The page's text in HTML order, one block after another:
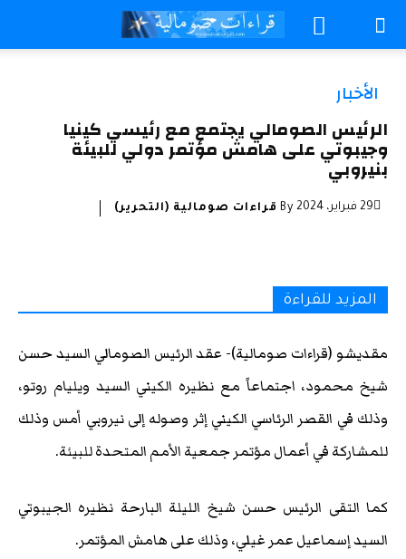
الأخبار
الرئيس الصومالي يجتمع مع رئيسي كينيا
وجيبوتي على هامش مؤتمر دولي للبيئة
بنيروبي
29 فبراير، 2024 By قراءات صومالية (التحرير)
المزيد للقراءة
مقديشو (قراءات صومالية)- عقد الرئيس الصومالي السيد حسن
شيخ محمود، اجتماعاً مع نظيره الكيني السيد ويليام روتو،
وذلك في القصر الرئاسي الكيني إثر وصوله إلى نيروبي أمس وذلك
للمشاركة في أعمال مؤتمر جمعية الأمم المتحدة للبيئة.
كما التقى الرئيس حسن شيخ الليلة البارحة نظيره الجيبوتي
السيد إسماعيل عمر غيلي، وذلك على هامش المؤتمر.